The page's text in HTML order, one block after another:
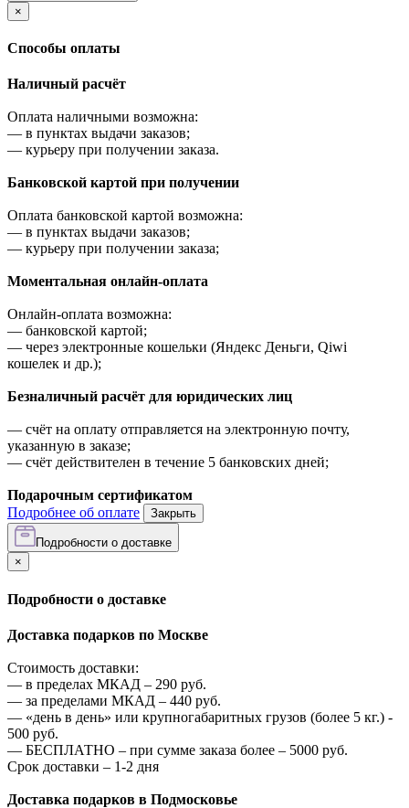
×
Cпособы оплаты
Наличный расчёт
Оплата наличными возможна:
— в пунктах выдачи заказов;
— курьеру при получении заказа.
Банковской картой при получении
Оплата банковской картой возможна:
— в пунктах выдачи заказов;
— курьеру при получении заказа;
Моментальная онлайн-оплата
Онлайн-оплата возможна:
— банковской картой;
— через электронные кошельки (Яндекс Деньги, Qiwi
кошелек и др.);
Безналичный расчёт для юридических лиц
— счёт на оплату отправляется на электронную почту,
указанную в заказе;
— счёт действителен в течение 5 банковских дней;
Подарочным сертификатом
Подробнее об оплате
Закрыть
Подробности о доставке
×
Подробности о доставке
Доставка подарков по Москве
Стоимость доставки:
— в пределах МКАД – 290 руб.
— за пределами МКАД – 440 руб.
— «день в день» или крупногабаритных грузов (более 5 кг.) -
500 руб.
— БЕСПЛАТНО – при сумме заказа более – 5000 руб.
Срок доставки – 1-2 дня
Доставка подарков в Подмосковье